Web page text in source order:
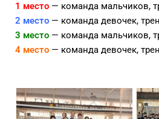
1 место — команда мальчиков,
2 место — команда девочек,
3 место — команда мальчиков,
4 место — команда девочек,